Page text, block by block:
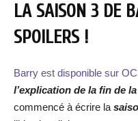
LA SAISON 3 DE
SPOILERS !
Barry est disponible sur
l’explication de la fin de
commencé à écrire la